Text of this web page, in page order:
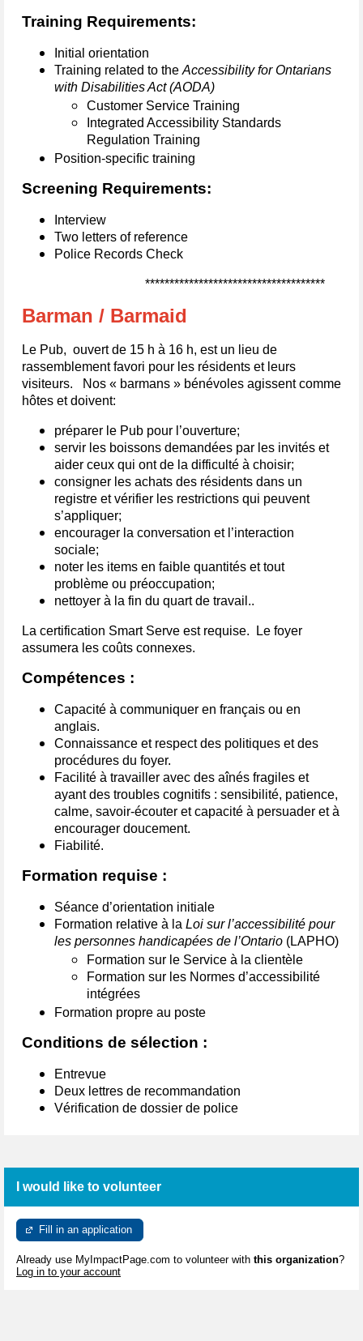
Training Requirements:
Initial orientation
Training related to the Accessibility for Ontarians
with Disabilities Act (AODA)
Customer Service Training
Integrated Accessibility Standards
Regulation Training
Position-specific training
Screening Requirements:
Interview
Two letters of reference
Police Records Check
*************************************
Barman / Barmaid
Le Pub, ouvert de 15 h à 16 h, est un lieu de
rassemblement favori pour les résidents et leurs
visiteurs. Nos « barmans » bénévoles agissent comme
hôtes et doivent:
préparer le Pub pour l’ouverture;
servir les boissons demandées par les invités et
aider ceux qui ont de la difficulté à choisir;
consigner les achats des résidents dans un
registre et vérifier les restrictions qui peuvent
s’appliquer;
encourager la conversation et l’interaction
sociale;
noter les items en faible quantités et tout
problème ou préoccupation;
nettoyer à la fin du quart de travail..
La certification Smart Serve est requise. Le foyer
assumera les coûts connexes.
Compétences :
Capacité à communiquer en français ou en
anglais.
Connaissance et respect des politiques et des
procédures du foyer.
Facilité à travailler avec des aînés fragiles et
ayant des troubles cognitifs : sensibilité, patience,
calme, savoir-écouter et capacité à persuader et à
encourager doucement.
Fiabilité.
Formation requise :
Séance d’orientation initiale
Formation relative à la Loi sur l’accessibilité pour
les personnes handicapées de l’Ontario (LAPHO)
Formation sur le Service à la clientèle
Formation sur les Normes d’accessibilité
intégrées
Formation propre au poste
Conditions de sélection :
Entrevue
Deux lettres de recommandation
Vérification de dossier de police
I would like to volunteer
Fill in an application
Already use MyImpactPage.com to volunteer with this organization?
Log in to your account